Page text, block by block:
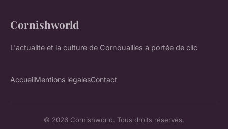
Cornishworld
L'actualité et la culture de Cornouailles à portée de clic
AccueilMentions légalesContact
© 2026 Cornishworld. Tous droits réservés.